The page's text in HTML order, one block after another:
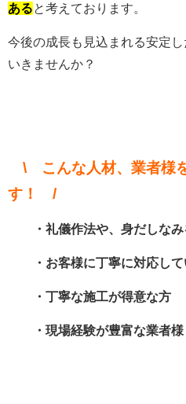
あると考えております。
今後の成長も見込まれる安定
いきませんか？
\ こんな人材、業者様
す！ /
・礼儀作法や、身だしなみ
・お客様に丁寧に対応して
・丁寧な施工が得意な方
・現場経験が豊富な業者様